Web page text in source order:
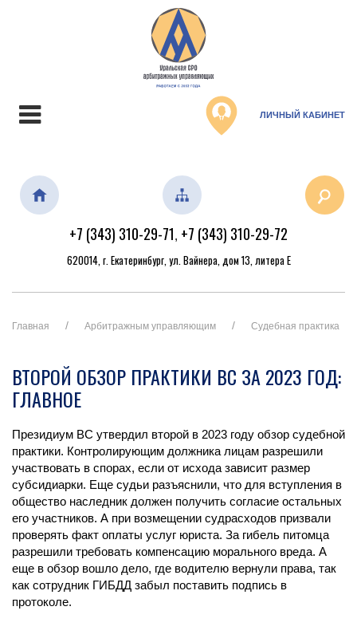
ЛИЧНЫЙ КАБИНЕТ
+7 (343) 310-29-71, +7 (343) 310-29-72
620014, г. Екатеринбург, ул. Вайнера, дом 13, литера Е
Главная Арбитражным управляющим Судебная практика
ВТОРОЙ ОБЗОР ПРАКТИКИ ВС ЗА 2023 ГОД:
ГЛАВНОЕ
Президиум ВС утвердил второй в 2023 году обзор судебной
практики. Контролирующим должника лицам разрешили
участвовать в спорах, если от исхода зависит размер
субсидиарки. Еще судьи разъяснили, что для вступления в
общество наследник должен получить согласие остальных
его участников. А при возмещении судрасходов призвали
проверять факт оплаты услуг юриста. За гибель питомца
разрешили требовать компенсацию морального вреда. А
еще в обзор вошло дело, где водителю вернули права, так
как сотрудник ГИБДД забыл поставить подпись в
протоколе.